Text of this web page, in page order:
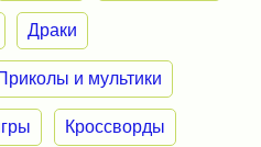
Драки
и мультики
Кроссворды